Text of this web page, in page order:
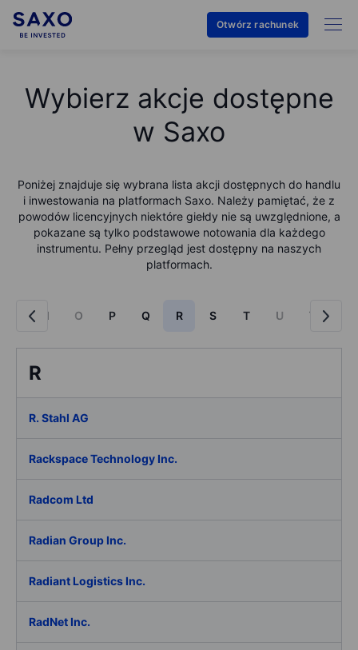
Otwórz rachunek
Wybierz akcje dostępne
w Saxo
Poniżej znajduje się wybrana lista akcji dostępnych do handlu
i inwestowania na platformach Saxo. Należy pamiętać, że z
powodów licencyjnych niektóre giełdy nie są uwzględnione, a
pokazane są tylko podstawowe notowania dla każdego
instrumentu. Pełny przegląd jest dostępny na naszych
platformach.
N O P Q R S T U V
R
R. Stahl AG
Rackspace Technology Inc.
Radcom Ltd
Radian Group Inc.
Radiant Logistics Inc.
RadNet Inc.